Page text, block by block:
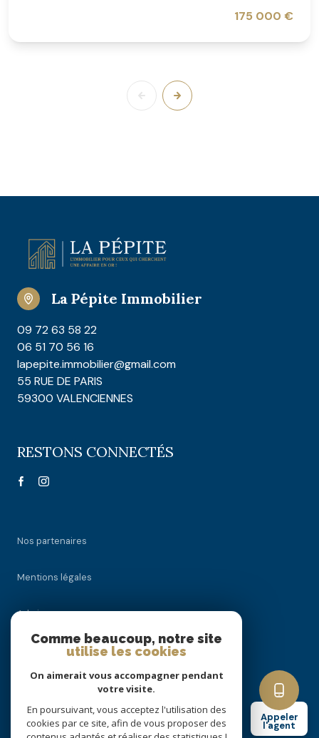
Appeler
l'agent
175 000 €
La Pépite Immobilier
09 72 63 58 22
06 51 70 56 16
lapepite.immobilier@gmail.com
55 RUE DE PARIS
59300 VALENCIENNES
RESTONS CONNECTÉS
Nos partenaires
Mentions légales
Admin
Nos honoraires
Cookies
Comme beaucoup, notre site
utilise les cookies
On aimerait vous accompagner pendant
votre visite.
En poursuivant, vous acceptez l'utilisation des
cookies par ce site, afin de vous proposer des